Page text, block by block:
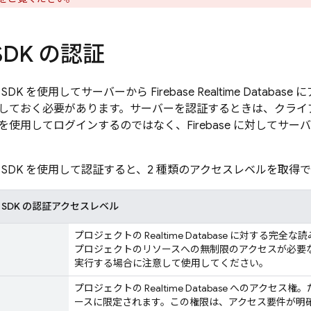
の認証
を使用してサーバーから Firebase Realtime Database に
ておく必要があります。サーバーを認証するときは、クラ
使用してログインするのではなく、Firebase に対してサー
を使用して認証すると、2 種類のアクセスレベルを取得
の認証アクセスレベル
プロジェクトの Realtime Database に対する完全な
プロジェクトのリソースへの無制限のアクセスが必
実行する場合に注意して使用してください。
プロジェクトの Realtime Database へのアクセス権
ースに限定されます。この権限は、アクセス要件が